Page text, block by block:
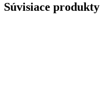
Súvisiace produkty